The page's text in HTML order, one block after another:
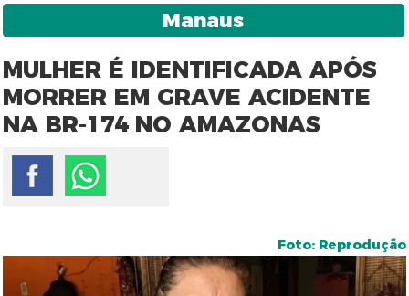
Manaus
MULHER É IDENTIFICADA APÓS
MORRER EM GRAVE ACIDENTE
NA BR-174 NO AMAZONAS
Foto: Reprodução